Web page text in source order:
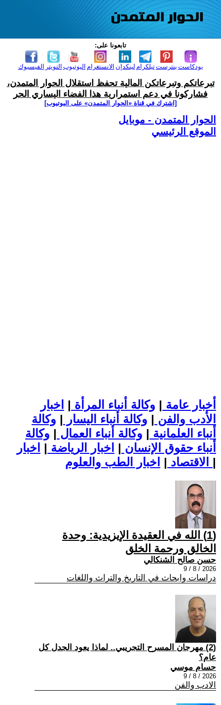
تابعونا على:
الفيسبوك التويتر اليوتيوب الانستغرام لينكدإن تيلكرامبنترست بودكاست
تبرعاتكم وتبرعاتكن المالية تحفظ استقلال الحوار المتمدن،
فشاركونا في دعم استمرارية هذا الفضاء اليساري الحر
[اشترك في قناة ‫«الحوار المتمدن» على اليوتيوب]
الحوار المتمدن - موبايل
الموقع الرئيسي
أخبار عامة | وكالة أنباء المرأة | اخبار
الأدب والفن | وكالة أنباء اليسار | وكالة
أنباء العلمانية | وكالة أنباء العمال | وكالة
أنباء حقوق الإنسان | اخبار الرياضة | اخبار
الاقتصاد | |
(1) الله في العقيدة الإيزيدية: وحدة
الخالق ورحمة الخلق
حسن صالح الشنكالي
2026 / 8 / 9
دراسات وابحاث في التاريخ والتراث واللغات
(2) مهرجان المسرح التجريبي.. لماذا يعود الجدل كل
عام؟
حسام موسي
2026 / 8 / 9
الادب والفن